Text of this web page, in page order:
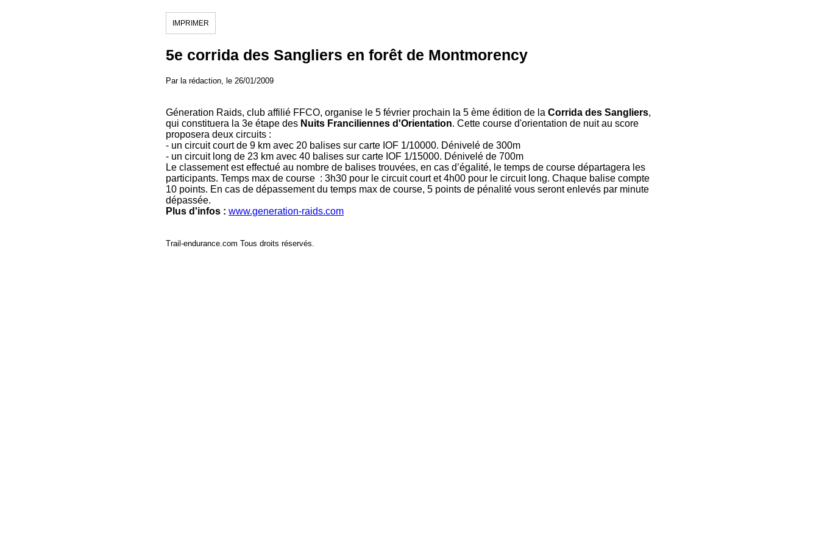
IMPRIMER
5e corrida des Sangliers en forêt de Montmorency
Par la rédaction, le 26/01/2009
Géneration Raids, club affilié FFCO, organise le 5 février prochain la 5 ème édition de la Corrida des Sangliers,
qui constituera la 3e étape des Nuits Franciliennes d'Orientation. Cette course d'orientation de nuit au score
proposera deux circuits :
- un circuit court de 9 km avec 20 balises sur carte IOF 1/10000. Dénivelé de 300m
- un circuit long de 23 km avec 40 balises sur carte IOF 1/15000. Dénivelé de 700m
Le classement est effectué au nombre de balises trouvées, en cas d’égalité, le temps de course départagera les
participants. Temps max de course : 3h30 pour le circuit court et 4h00 pour le circuit long. Chaque balise compte
10 points. En cas de dépassement du temps max de course, 5 points de pénalité vous seront enlevés par minute
dépassée.
Plus d'infos : www.generation-raids.com
Trail-endurance.com Tous droits réservés.